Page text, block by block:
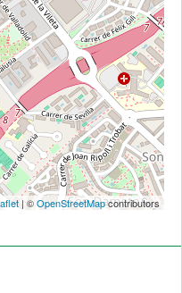
| ©OpenStreetMapcontributors